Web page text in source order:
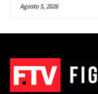
Agosto 5, 2026